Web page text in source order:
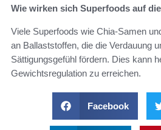
Wie wirken sich Superfoods auf
Viele Superfoods wie Chia-Samen
an Ballaststoffen, die die Verdauung
Sättigungsgefühl fördern. Dies kann
Gewichtsregulation zu erreichen.
Facebook